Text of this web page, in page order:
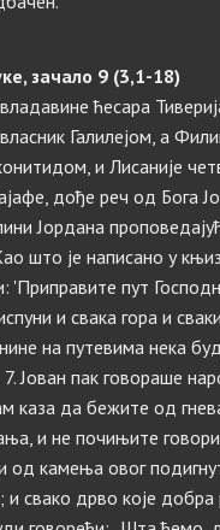
зачало 9 (3,1-18)
ћесара
Галилејом, а
и Лисаније
дође реч од Бога
Јордана
што је написано у
'Приправите пут
и свака гора и
на путевима нека
Јован пак говораше
каза да бежите од
и не почињите
камења овог
и свако дрво које